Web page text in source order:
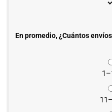
En promedio, ¿Cuántos